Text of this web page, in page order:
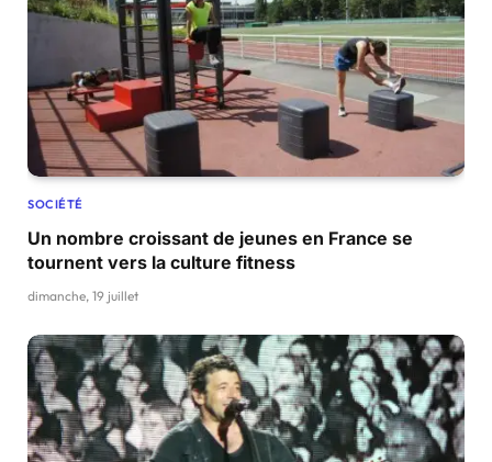
SOCIÉTÉ
Un nombre croissant de jeunes en France se
tournent vers la culture fitness
dimanche, 19 juillet